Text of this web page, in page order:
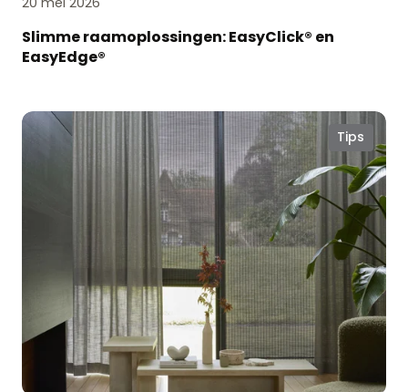
Slimme raamoplossingen: EasyClick® en
EasyEdge®
Tips
Geef
raamdecoratie